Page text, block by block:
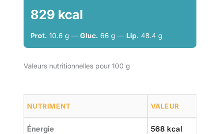
829 kcal
Prot. 10.6 g — Gluc. 66 g — Lip. 48.4 g
Valeurs nutritionnelles pour 100 g
NUTRIMENT VALEUR
Énergie 568 kcal